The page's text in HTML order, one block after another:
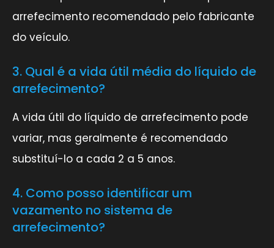
arrefecimento recomendado pelo fabricante
do veículo.
3. Qual é a vida útil média do líquido de
arrefecimento?
A vida útil do líquido de arrefecimento pode
variar, mas geralmente é recomendado
substituí-lo a cada 2 a 5 anos.
4. Como posso identificar um
vazamento no sistema de
arrefecimento?